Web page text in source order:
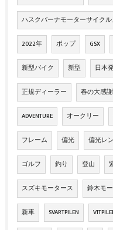
ハスクバーナモーターサイク
2022年 ポップ GSX
新型バイク 新型 日本
正規ディーラー 春の大感
ADVENTURE オークリー
フレーム 偏光 偏光レ
ゴルフ 釣り 登山
スズキモータース 鈴木モ
新車 SVARTPILEN